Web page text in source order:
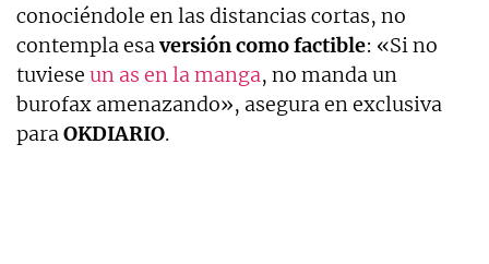
conociéndole en las distancias cortas, no
contempla esaversión como factible: «Si no
tuviese un as en la manga, no manda un
burofax amenazando», asegura en exclusiva
paraOKDIARIO.